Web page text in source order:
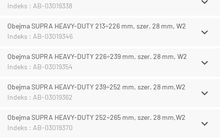
Indeks : AB-03019338
Obejma SUPRA HEAVY-DUTY 213÷226 mm, szer. 28 mm, W2
Indeks : AB-03019346
Obejma SUPRA HEAVY-DUTY 226÷239 mm, szer. 28 mm, W2
Indeks : AB-03019354
Obejma SUPRA HEAVY-DUTY 239÷252 mm, szer. 28 mm,W2
Indeks : AB-03019362
Obejma SUPRA HEAVY-DUTY 252÷265 mm, szer. 28 mm,W2
Indeks : AB-03019370